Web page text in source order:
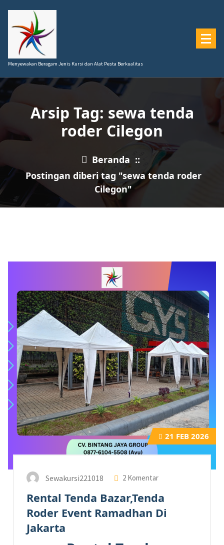
konten
Menyewakan Beragam Jenis Kursi dan Alat Pesta Berkualitas
Arsip Tag: sewa tenda
roder Cilegon
Beranda ::
Postingan diberi tag "sewa tenda roder
Cilegon"
21 FEB 2026
Sewakursi221018 2 Komentar
Rental Tenda Bazar,Tenda
Roder Event Ramadhan Di
Jakarta